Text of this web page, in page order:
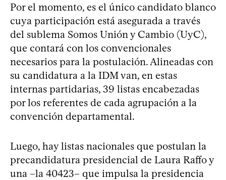
Por el momento, es el único candidato blanco
cuya participación está asegurada a través
del sublema Somos Unión y Cambio (UyC),
que contará con los convencionales
necesarios para la postulación. Alineadas con
su candidatura a la IDM van, en estas
internas partidarias, 39 listas encabezadas
por los referentes de cada agrupación a la
convención departamental.
Luego, hay listas nacionales que postulan la
precandidatura presidencial de Laura Raffo y
una –la 40423– que impulsa la presidencia